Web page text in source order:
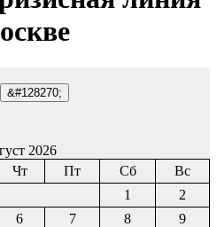
&#128270;
2026
Чт Пт Сб
Вс
1
2
6 7 8
9